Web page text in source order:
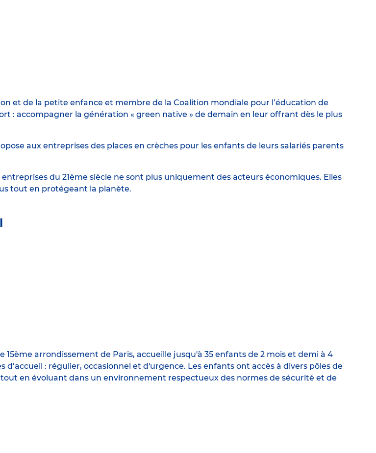
et de la petite enfance et membre de la Coalition mondiale pour l’éducation de
: accompagner la génération « green native » de demain en leur offrant dès le plus
aux entreprises des places en crèches pour les enfants de leurs salariés parents
du 21ème siècle ne sont plus uniquement des acteurs économiques. Elles
tout en protégeant la planète.
15ème arrondissement de Paris, accueille jusqu'à 35 enfants de 2 mois et demi à 4
: régulier, occasionnel et d'urgence. Les enfants ont accès à divers pôles de
en évoluant dans un environnement respectueux des normes de sécurité et de